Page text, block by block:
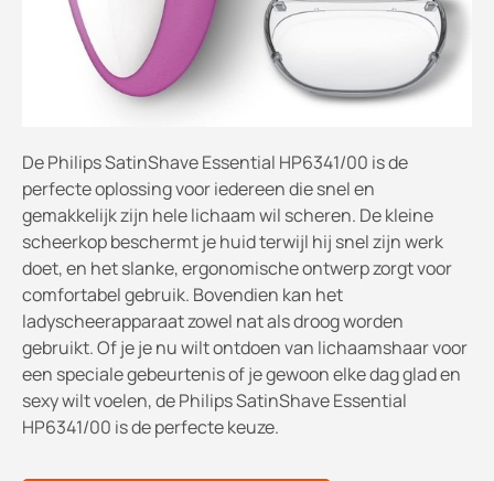
De Philips SatinShave Essential HP6341/00 is de
perfecte oplossing voor iedereen die snel en
gemakkelijk zijn hele lichaam wil scheren. De kleine
scheerkop beschermt je huid terwijl hij snel zijn werk
doet, en het slanke, ergonomische ontwerp zorgt voor
comfortabel gebruik. Bovendien kan het
ladyscheerapparaat zowel nat als droog worden
gebruikt. Of je je nu wilt ontdoen van lichaamshaar voor
een speciale gebeurtenis of je gewoon elke dag glad en
sexy wilt voelen, de Philips SatinShave Essential
HP6341/00 is de perfecte keuze.